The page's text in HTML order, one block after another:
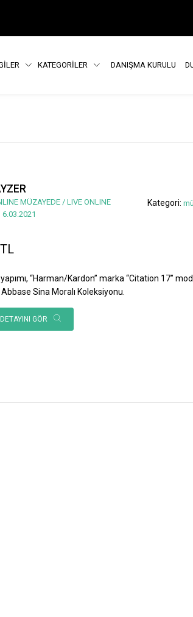
KATEGORİLER DANIŞMA KURULU
MÜZAYEDE / LIVE ONLINE
6.03.2021
Kategori:
yapımı, “Harman/Kardon” marka “Citation 17”
Sina Moralı Koleksiyonu.
GÖR